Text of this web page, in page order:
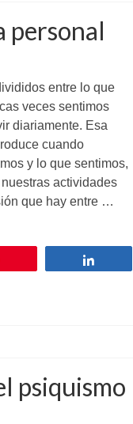
personal
entre lo que
veces sentimos
diariamente. Esa
cuando
y lo que sentimos,
actividades
que hay entre …
psiquismo